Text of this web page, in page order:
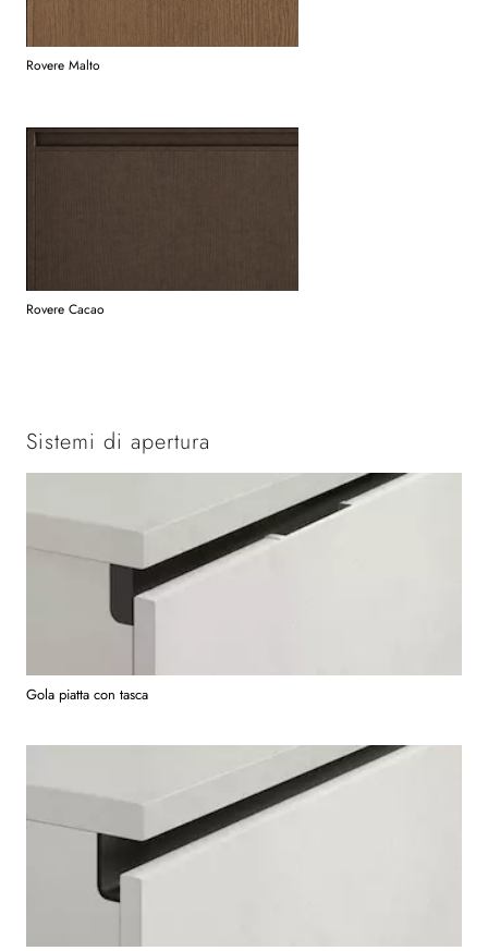
Rovere Malto
Rovere Cacao
Sistemi di apertura
Gola piatta con tasca